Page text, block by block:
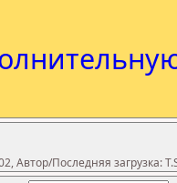
Автор/Последняя загрузка: